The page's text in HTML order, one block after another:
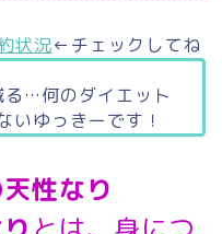
状況←チェックしてね
る…何のダイエット
いゆっきーです！
性なり